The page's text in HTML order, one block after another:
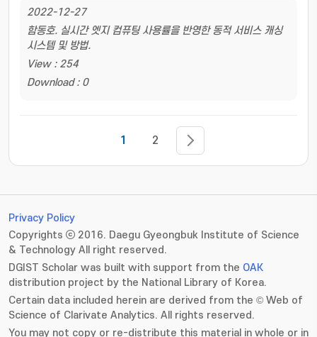
2022-12-27
함동호. 실시간 엣지 컴퓨팅 사용률을 반영한 동적 서비스 캐싱
시스템 및 방법.
View : 254
Download : 0
1 2
Privacy Policy
Copyrights ⓒ 2016. Daegu Gyeongbuk Institute of Science
& Technology All right reserved.
DGIST Scholar was built with support from the OAK
distribution project by the National Library of Korea.
Certain data included herein are derived from the © Web of
Science of Clarivate Analytics. All rights reserved.
You may not copy or re-distribute this material in whole or in